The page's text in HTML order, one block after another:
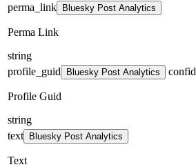
perma_link
Bluesky Post Analytics
Perma Link
string
profile_guid
Bluesky Post Analytics
Profile Guid
string
text
Bluesky Post Analytics
Text